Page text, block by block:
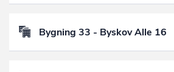
Bygning 33 - Byskov Alle 16